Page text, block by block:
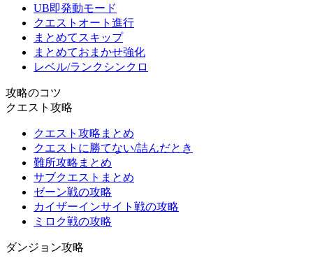
UB即発動モード
クエストオート進行
まとめてスキップ
まとめておまかせ強化
レベル/ランクシンクロ
攻略のコツ
クエスト攻略
クエスト攻略まとめ
クエストに勝てない/詰んだとき
難所攻略まとめ
サブクエストまとめ
ゼーン戦の攻略
カイザーインサイト戦の攻略
ミロク戦の攻略
ダンジョン攻略